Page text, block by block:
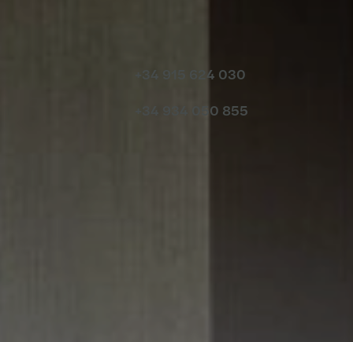
+34 915 624 030
+34 934 050 855